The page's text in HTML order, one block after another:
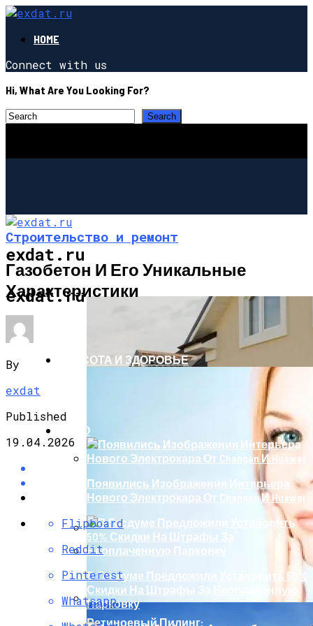
HOME
Connect with us
Hi, What Are You Looking For?
exdat.ru
exdat.ruСТРОИТЕЛЬСТВО И РЕМОНТ
Штукатурка Фасада Любой Сложности
КРАСОТА И ЗДОРОВЬЕ
Ретиноевый Пилинг:
АВТО
Появились Изображения Интерьера
Нового Электрокара От Changan И Huawei
В Госдуме Предложили Установить 50%
Скидки На Штрафы За Неоплаченную
Парковку
Строительство и ремонт
Газобетон И Его Уникальные
Характеристики
By
exdat
Published
19.04.2026
Flipboard
Reddit
Pinterest
Whatsapp